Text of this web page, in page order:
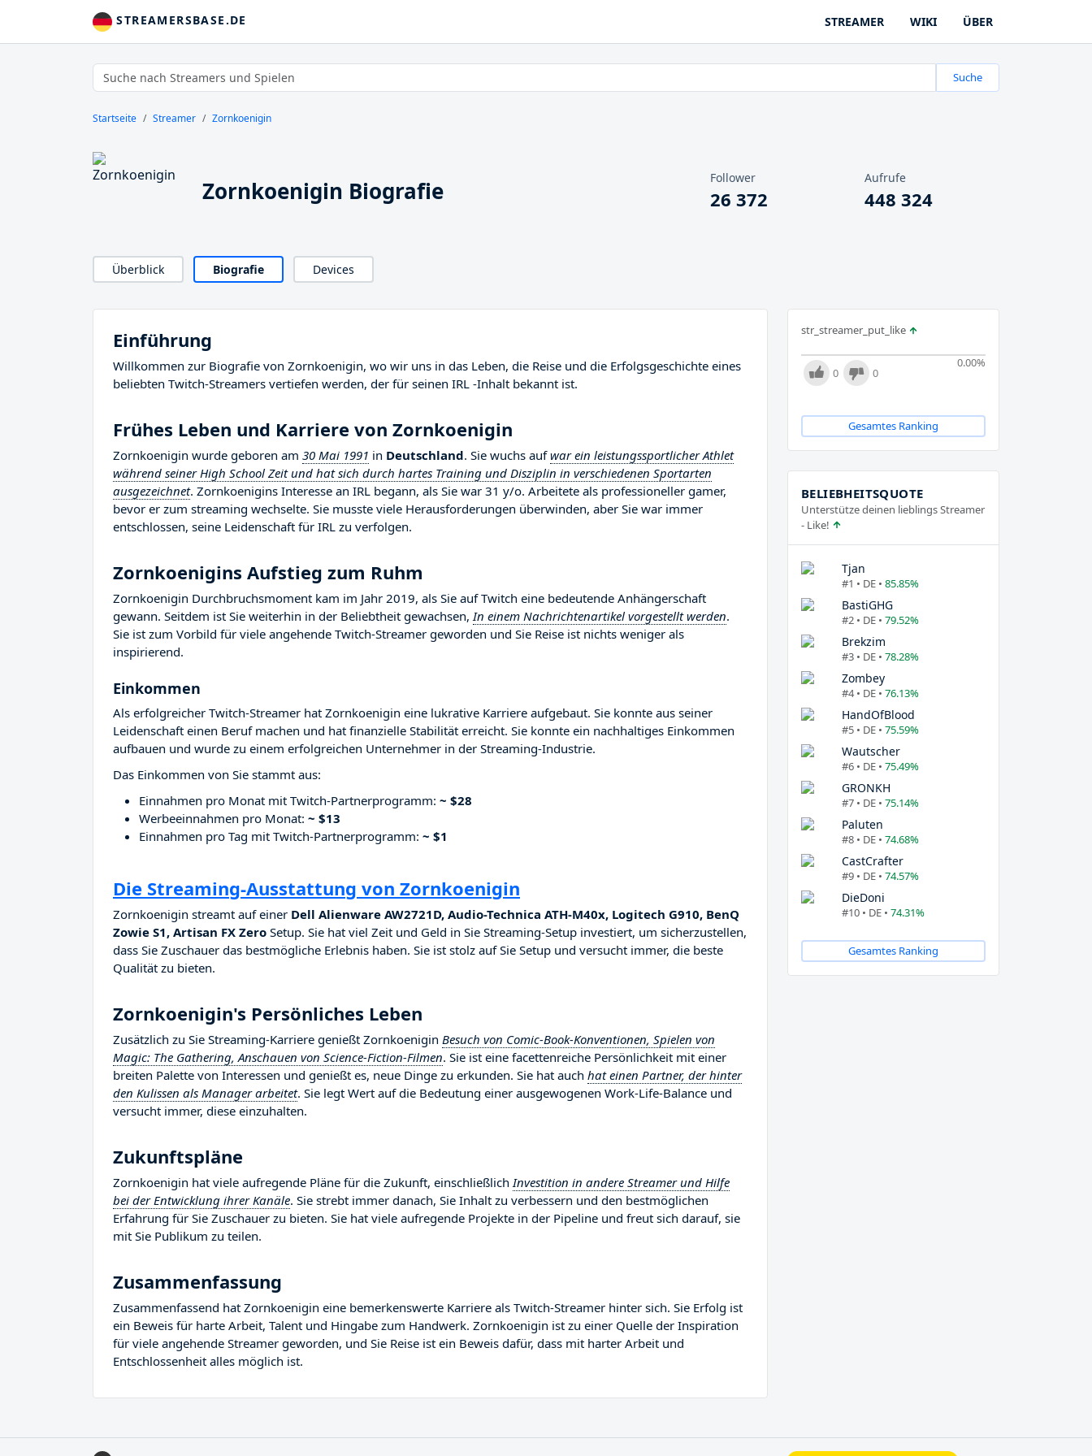
STREAMERSBASE.DE STREAMER WIKI ÜBER
Suche
Startseite Streamer Zornkoenigin
Zornkoenigin Biografie Follower
26 372
Aufrufe
448 324
Überblick Biografie Devices
Einführung
Willkommen zur Biografie von Zornkoenigin, wo wir uns in das Leben, die Reise und die Erfolgsgeschichte eines
beliebten Twitch-Streamers vertiefen werden, der für seinen IRL -Inhalt bekannt ist.
Frühes Leben und Karriere von Zornkoenigin
Zornkoenigin wurde geboren am 30 Mai 1991 in Deutschland. Sie wuchs aufwar ein leistungssportlicher Athlet
während seiner High School Zeit und hat sich durch hartes Training und Disziplin in verschiedenen Sportarten
ausgezeichnet. Zornkoenigins Interesse an IRL begann, als Sie war 31 y/o. Arbeitete als professioneller gamer,
bevor er zum streaming wechselte. Sie musste viele Herausforderungen überwinden, aber Sie war immer
entschlossen, seine Leidenschaft für IRL zu verfolgen.
Zornkoenigins Aufstieg zum Ruhm
Zornkoenigin Durchbruchsmoment kam im Jahr 2019, als Sie auf Twitch eine bedeutende Anhängerschaft
gewann. Seitdem ist Sie weiterhin in der Beliebtheit gewachsen,In einem Nachrichtenartikel vorgestellt werden.
Sie ist zum Vorbild für viele angehende Twitch-Streamer geworden und Sie Reise ist nichts weniger als
inspirierend.
Einkommen
Als erfolgreicher Twitch-Streamer hat Zornkoenigin eine lukrative Karriere aufgebaut. Sie konnte aus seiner
Leidenschaft einen Beruf machen und hat finanzielle Stabilität erreicht. Sie konnte ein nachhaltiges Einkommen
aufbauen und wurde zu einem erfolgreichen Unternehmer in der Streaming-Industrie.
Das Einkommen von Sie stammt aus:
Einnahmen pro Monat mit Twitch-Partnerprogramm: ~ $28
Werbeeinnahmen pro Monat: ~ $13
Einnahmen pro Tag mit Twitch-Partnerprogramm: ~ $1
Die Streaming-Ausstattung von Zornkoenigin
Zornkoenigin streamt auf einer Dell Alienware AW2721D, Audio-Technica ATH-M40x, Logitech G910, BenQ
Zowie S1, Artisan FX Zero Setup. Sie hat viel Zeit und Geld in Sie Streaming-Setup investiert, um sicherzustellen,
dass Sie Zuschauer das bestmögliche Erlebnis haben. Sie ist stolz auf Sie Setup und versucht immer, die beste
Qualität zu bieten.
Zornkoenigin's Persönliches Leben
Zusätzlich zu Sie Streaming-Karriere genießt Zornkoenigin Besuch von Comic-Book-Konventionen, Spielen von
Magic: The Gathering, Anschauen von Science-Fiction-Filmen. Sie ist eine facettenreiche Persönlichkeit mit einer
breiten Palette von Interessen und genießt es, neue Dinge zu erkunden. Sie hat auch hat einen Partner, der hinter
den Kulissen als Manager arbeitet. Sie legt Wert auf die Bedeutung einer ausgewogenen Work-Life-Balance und
versucht immer, diese einzuhalten.
Zukunftspläne
Zornkoenigin hat viele aufregende Pläne für die Zukunft, einschließlichInvestition in andere Streamer und Hilfe
bei der Entwicklung ihrer Kanäle. Sie strebt immer danach, Sie Inhalt zu verbessern und den bestmöglichen
Erfahrung für Sie Zuschauer zu bieten. Sie hat viele aufregende Projekte in der Pipeline und freut sich darauf, sie
mit Sie Publikum zu teilen.
Zusammenfassung
Zusammenfassend hat Zornkoenigin eine bemerkenswerte Karriere als Twitch-Streamer hinter sich. Sie Erfolg ist
ein Beweis für harte Arbeit, Talent und Hingabe zum Handwerk. Zornkoenigin ist zu einer Quelle der Inspiration
für viele angehende Streamer geworden, und Sie Reise ist ein Beweis dafür, dass mit harter Arbeit und
Entschlossenheit alles möglich ist.
str_streamer_put_like
0.00%
0 0
Gesamtes Ranking
BELIEBHEITSQUOTE
Unterstütze deinen lieblings Streamer
- Like!
Tjan
#1 • DE • 85.85%
BastiGHG
#2 • DE • 79.52%
Brekzim
#3 • DE • 78.28%
Zombey
#4 • DE • 76.13%
HandOfBlood
#5 • DE • 75.59%
Wautscher
#6 • DE • 75.49%
GRONKH
#7 • DE • 75.14%
Paluten
#8 • DE • 74.68%
CastCrafter
#9 • DE • 74.57%
DieDoni
#10 • DE • 74.31%
Gesamtes Ranking